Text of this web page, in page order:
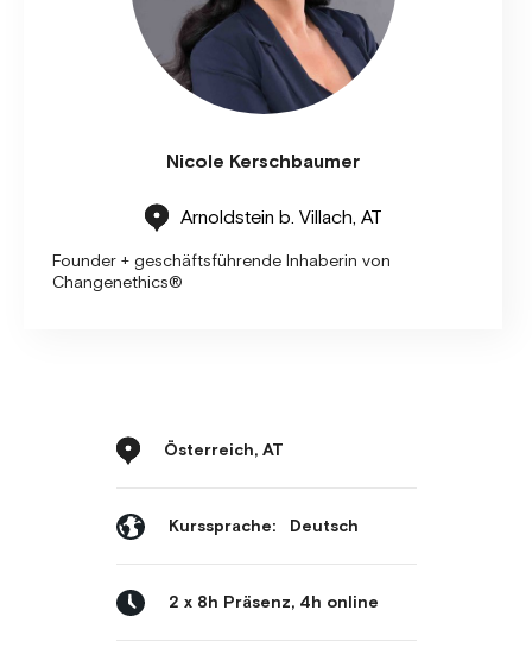
Nicole Kerschbaumer
Arnoldstein b. Villach, AT
Founder + geschäftsführende Inhaberin von
Changenethics®
Österreich, AT
Kurssprache: Deutsch
2 x 8h Präsenz, 4h online